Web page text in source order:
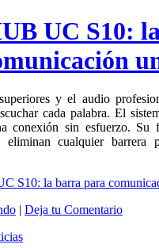
UC S10:
y el audio
cada palabra. El
conexión sin esfuerzo. Su
eliminan cualquier
| Deja tu Comentario